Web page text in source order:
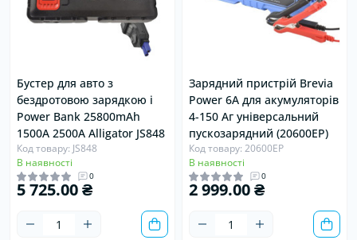
Бустер для авто з
бездротовою зарядкою і
Power Bank 25800mAh
1500A 2500A Alligator JS848
Код товару: JS848
В наявності
0
5 725.00 ₴
Зарядний пристрій Brevia
Power 6А для акумуляторів
4-150 Аг універсальний
пускозарядний (20600EP)
Код товару: 20600EP
В наявності
0
2 999.00 ₴